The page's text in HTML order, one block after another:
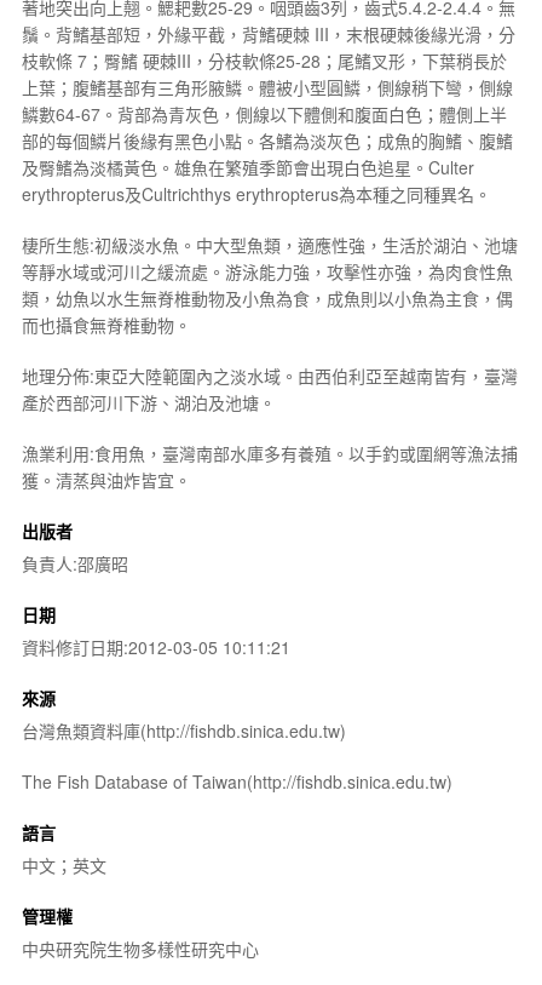
著地突出向上翹。鰓耙數25-29。咽頭齒3列，齒式5.4.2-2.4.4。無
鬚。背鰭基部短，外緣平截，背鰭硬棘 III，末根硬棘後緣光滑，分
枝軟條 7；臀鰭 硬棘III，分枝軟條25-28；尾鰭叉形，下葉稍長於
上葉；腹鰭基部有三角形腋鱗。體被小型圓鱗，側線稍下彎，側線
鱗數64-67。背部為青灰色，側線以下體側和腹面白色；體側上半
部的每個鱗片後緣有黑色小點。各鰭為淡灰色；成魚的胸鰭、腹鰭
及臀鰭為淡橘黃色。雄魚在繁殖季節會出現白色追星。 Culter
erythropterus及Cultrichthys erythropterus為本種之同種異名。
棲所生態:初級淡水魚。中大型魚類，適應性強，生活於湖泊、池塘
等靜水域或河川之緩流處。游泳能力強，攻擊性亦強，為肉食性魚
類，幼魚以水生無脊椎動物及小魚為食，成魚則以小魚為主食，偶
而也攝食無脊椎動物。
地理分佈:東亞大陸範圍內之淡水域。由西伯利亞至越南皆有，臺灣
產於西部河川下游、湖泊及池塘。
漁業利用:食用魚，臺灣南部水庫多有養殖。以手釣或圍網等漁法捕
獲。清蒸與油炸皆宜。
出版者
負責人:邵廣昭
日期
資料修訂日期:2012-03-05 10:11:21
來源
台灣魚類資料庫(http://fishdb.sinica.edu.tw)
The Fish Database of Taiwan(http://fishdb.sinica.edu.tw)
語言
中文；英文
管理權
中央研究院生物多樣性研究中心